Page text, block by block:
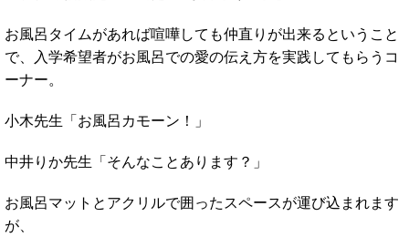
お風呂タイムがあれば喧嘩しても仲直りが出来るということ
で、入学希望者がお風呂での愛の伝え方を実践してもらうコ
ーナー。
小木先生「お風呂カモーン！」
中井りか先生「そんなことあります？」
お風呂マットとアクリルで囲ったスペースが運び込まれます
が、